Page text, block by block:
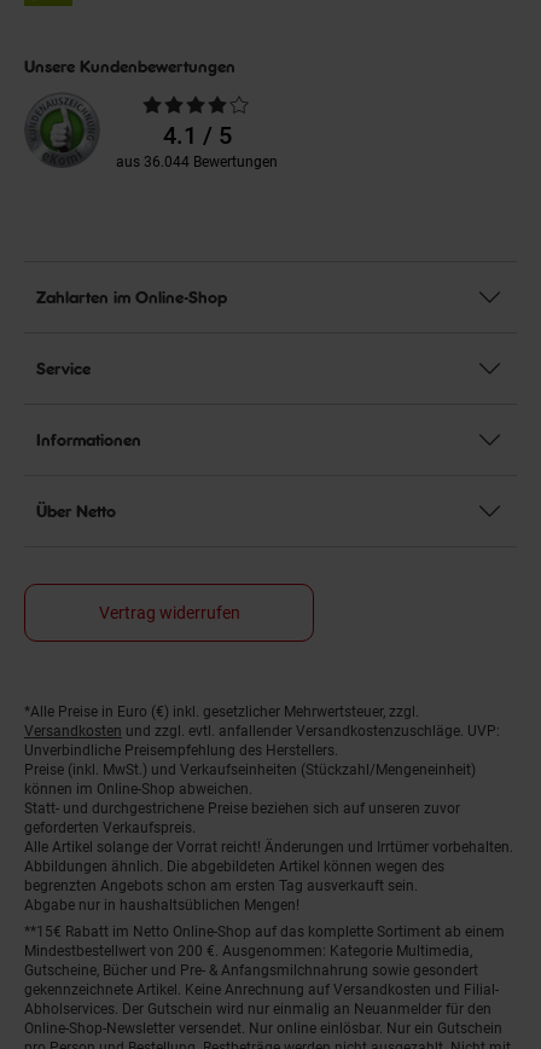
Unsere Kundenbewertungen
Durchschnittliche
Bewertungen4.1 / 5
aus 36.044 Bewertungen
Zahlarten im Online-Shop
Service
Informationen
Über Netto
Vertrag widerrufen
Fußnoten
*Alle Preise in Euro (€) inkl. gesetzlicher Mehrwertsteuer, zzgl.
Versandkosten und zzgl. evtl. anfallender Versandkostenzuschläge. UVP:
Unverbindliche Preisempfehlung des Herstellers.
Preise (inkl. MwSt.) und Verkaufseinheiten (Stückzahl/Mengeneinheit)
können im Online-Shop abweichen.
Statt- und durchgestrichene Preise beziehen sich auf unseren zuvor
geforderten Verkaufspreis.
Alle Artikel solange der Vorrat reicht! Änderungen und Irrtümer vorbehalten.
Abbildungen ähnlich. Die abgebildeten Artikel können wegen des
begrenzten Angebots schon am ersten Tag ausverkauft sein.
Abgabe nur in haushaltsüblichen Mengen!
**15€ Rabatt im Netto Online-Shop auf das komplette Sortiment ab einem
Mindestbestellwert von 200 €. Ausgenommen: Kategorie Multimedia,
Gutscheine, Bücher und Pre- & Anfangsmilchnahrung sowie gesondert
gekennzeichnete Artikel. Keine Anrechnung auf Versandkosten und Filial-
Abholservices. Der Gutschein wird nur einmalig an Neuanmelder für den
Online-Shop-Newsletter versendet. Nur online einlösbar. Nur ein Gutschein